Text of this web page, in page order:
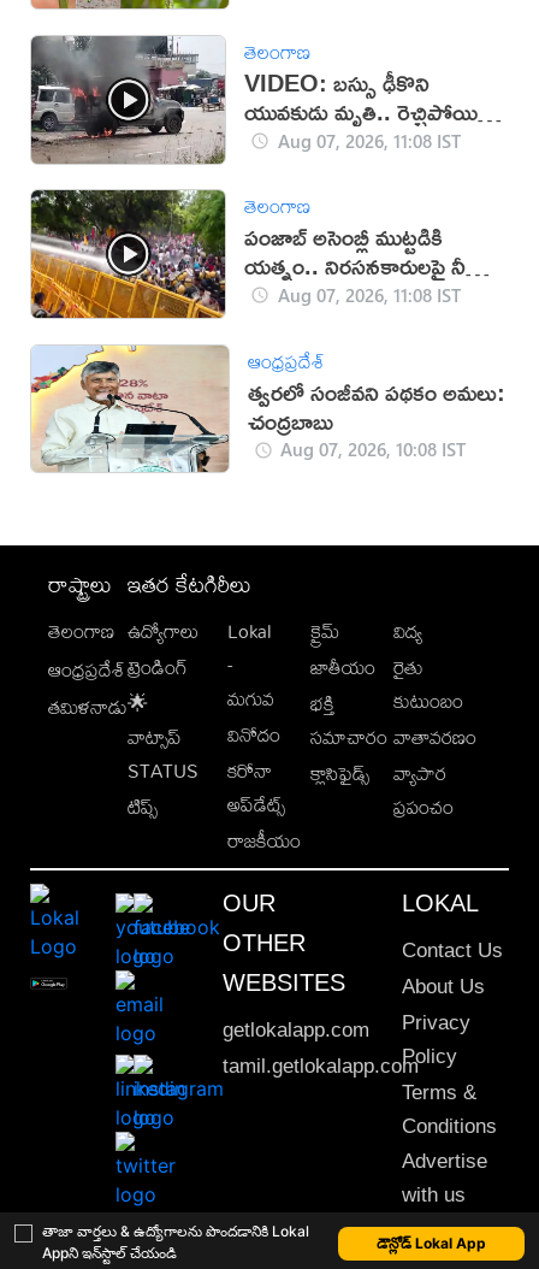
తాజా వార్తలు & ఉద్యోగాలను పొందడానికి Lokal
Appని ఇన్‌స్టాల్ చేయండి
డౌన్లోడ్ Lokal App
తెలంగాణ
VIDEO: బస్సు ఢీకొని
యువకుడు మృతి.. రెచ్చిపోయిన
స్థానికులు!
Aug 07, 2026, 11:08 IST
తెలంగాణ
పంజాబ్ అసెంబ్లీ ముట్టడికి
యత్నం.. నిరసనకారులపై నీళ్ల
ఫిరంగులు!
Aug 07, 2026, 11:08 IST
ఆంధ్రప్రదేశ్
త్వరలో సంజీవని పథకం అమలు:
చంద్రబాబు
Aug 07, 2026, 10:08 IST
రాష్ట్రాలు
తెలంగాణ
ఆంధ్రప్రదేశ్
తమిళనాడు
ఇతర కేటగిరీలు
ఉద్యోగాలు
ట్రెండింగ్
🌟
వాట్సాప్
STATUS
టిప్స్
Lokal
-
మగువ
వినోదం
కరోనా
అప్‌డేట్స్
రాజకీయం
క్రైమ్
జాతీయం
భక్తి
సమాచారం
క్లాసిఫైడ్స్
విద్య
రైతు
కుటుంబం
వాతావరణం
వ్యాపార
ప్రపంచం
OUR
OTHER
WEBSITES
getlokalapp.com
tamil.getlokalapp.com
LOKAL
Contact Us
About Us
Privacy
Policy
Terms &
Conditions
Advertise
with us
Sitemap
This material may not be published, transmitted, rewritten or redistributed. © 2020 Lokal App. All rights reserved.